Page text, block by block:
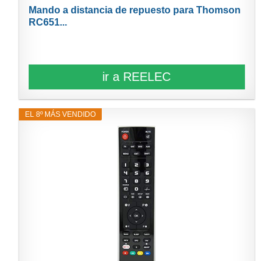
Mando a distancia de repuesto para Thomson
RC651...
ir a REELEC
EL 8º MÁS VENDIDO